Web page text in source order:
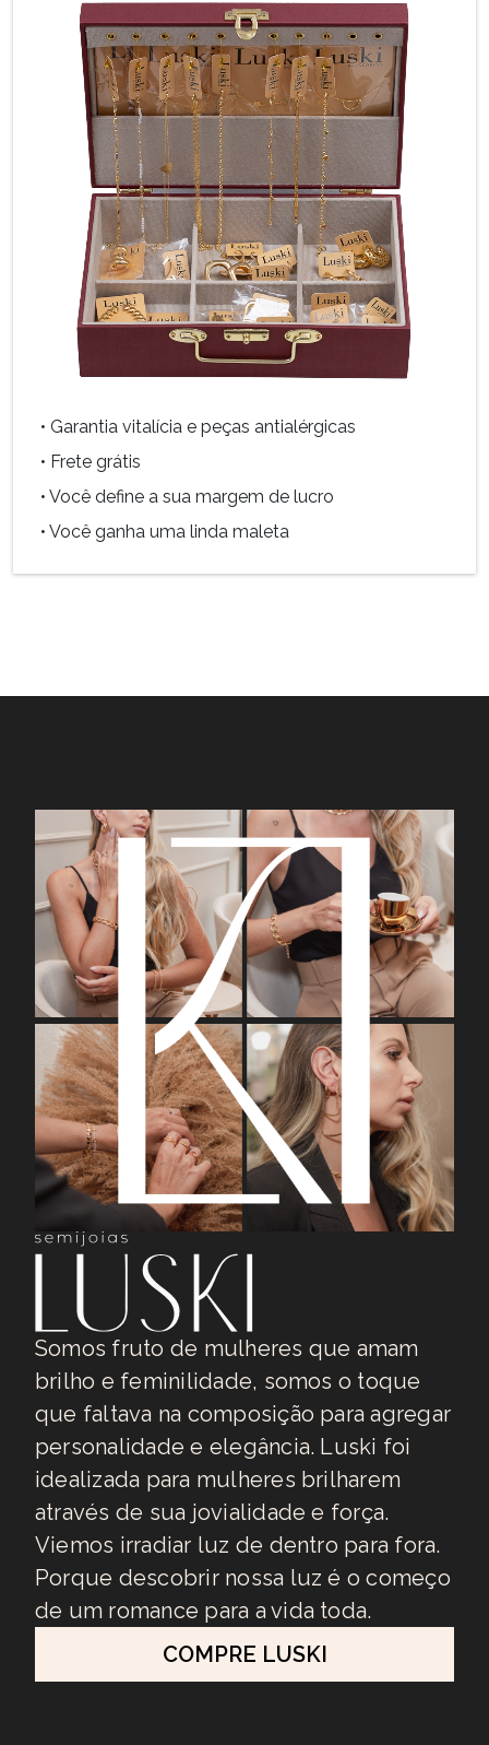
• Garantia vitalícia e peças antialérgicas
• Frete grátis
• Você define a sua margem de lucro
• Você ganha uma linda maleta
Somos fruto de mulheres que amam
brilho e feminilidade, somos o toque
que faltava na composição para agregar
personalidade e elegância. Luski foi
idealizada para mulheres brilharem
através de sua jovialidade e força.
Viemos irradiar luz de dentro para fora.
Porque descobrir nossa luz é o começo
de um romance para a vida toda.
COMPRE LUSKI